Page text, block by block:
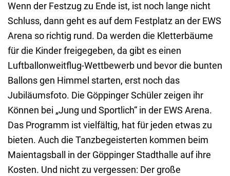
Wenn der Festzug zu Ende ist, ist noch lange nicht
Schluss, dann geht es auf dem Festplatz an der EWS
Arena so richtig rund. Da werden die Kletterbäume
für die Kinder freigegeben, da gibt es einen
Luftballonweitflug-Wettbewerb und bevor die bunten
Ballons gen Himmel starten, erst noch das
Jubiläumsfoto. Die Göppinger Schüler zeigen ihr
Können bei „Jung und Sportlich“ in der EWS Arena.
Das Programm ist vielfältig, hat für jeden etwas zu
bieten. Auch die Tanzbegeisterten kommen beim
Maientagsball in der Göppinger Stadthalle auf ihre
Kosten. Und nicht zu vergessen: Der große